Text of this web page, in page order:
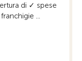
di ✓ spese
...